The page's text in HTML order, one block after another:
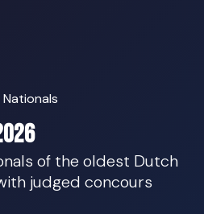
Nationals
of the oldest Dutch
judged concours